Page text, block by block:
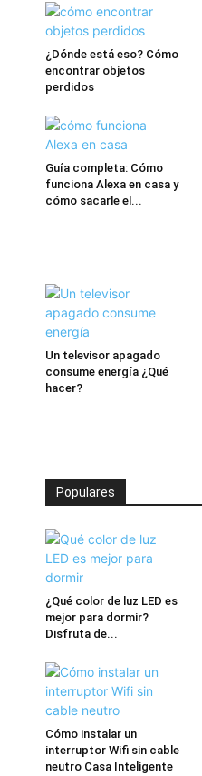
¿Dónde está eso? Cómo
encontrar objetos
perdidos
Guía completa: Cómo
funciona Alexa en casa y
cómo sacarle el...
Un televisor apagado
consume energía ¿Qué
hacer?
Populares
¿Qué color de luz LED es
mejor para dormir?
Disfruta de...
Cómo instalar un
interruptor Wifi sin cable
neutro Casa Inteligente